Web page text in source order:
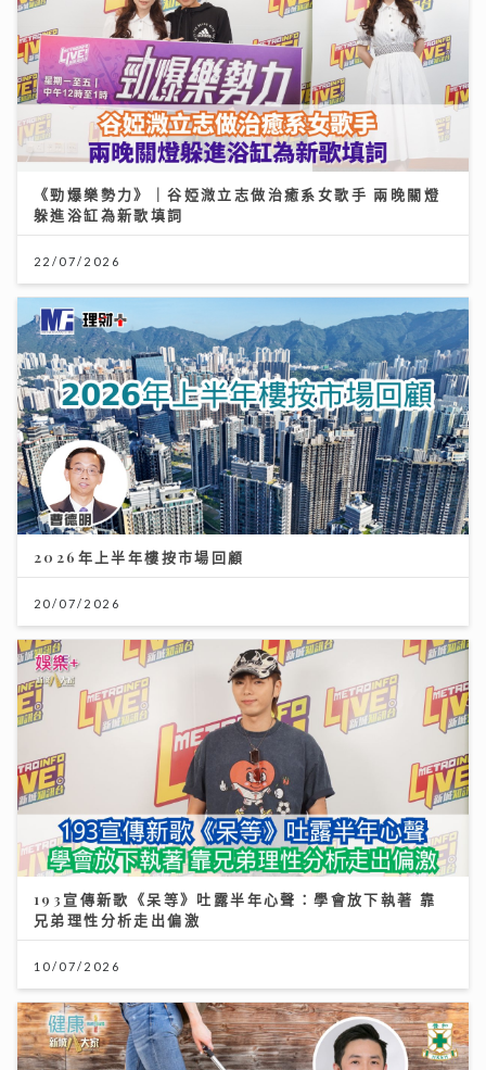
《勁爆樂勢力》｜谷婭溦立志做治癒系女歌手 兩晚關燈
躲進浴缸為新歌填詞
22/07/2026
2026年上半年樓按市場回顧
20/07/2026
193宣傳新歌《呆等》吐露半年心聲：學會放下執著 靠
兄弟理性分析走出偏激
10/07/2026